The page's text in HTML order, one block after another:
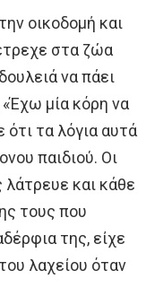
οικοδομή και
στα ζώα
να πάει
μία κόρη να
ότι τα λόγια αυτά
παιδιού. Οι
λάτρευε και κάθε
τους που
της, είχε
λαχείου όταν